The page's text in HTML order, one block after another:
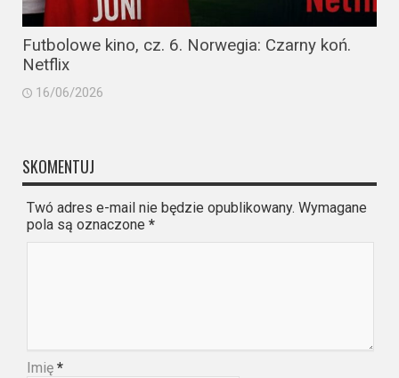
Futbolowe kino, cz. 6. Norwegia: Czarny koń.
Netflix
16/06/2026
SKOMENTUJ
Twó adres e-mail nie będzie opublikowany. Wymagane
pola są oznaczone *
Imię *